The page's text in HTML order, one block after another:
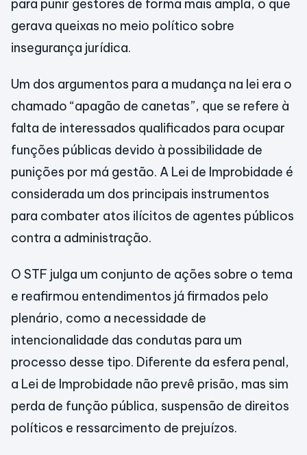
para punir gestores de forma mais ampla, o que
gerava queixas no meio político sobre
insegurança jurídica.
Um dos argumentos para a mudança na lei era o
chamado “apagão de canetas”, que se refere à
falta de interessados qualificados para ocupar
funções públicas devido à possibilidade de
punições por má gestão. A Lei de Improbidade é
considerada um dos principais instrumentos
para combater atos ilícitos de agentes públicos
contra a administração.
O STF julga um conjunto de ações sobre o tema
e reafirmou entendimentos já firmados pelo
plenário, como a necessidade de
intencionalidade das condutas para um
processo desse tipo. Diferente da esfera penal,
a Lei de Improbidade não prevê prisão, mas sim
perda de função pública, suspensão de direitos
políticos e ressarcimento de prejuízos.